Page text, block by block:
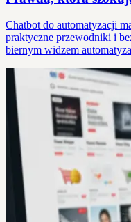
Chatbot do automatyzacji
praktyczne przewodniki i
biernym widzem